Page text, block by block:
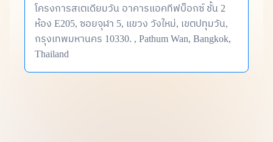
โครงการสเตเดียมวัน อาคารแอคทีฟบ็อกซ์ ชั้น 2
ห้อง E205, ซอยจุฬา 5, แขวง วังใหม่, เขตปทุมวัน,
กรุงเทพมหานคร 10330. , Pathum Wan, Bangkok,
Thailand